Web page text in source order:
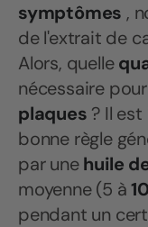
symptômes ,
de l'extrait de
Alors, quelle
nécessaire
plaques ? Il
bonne règle
par unehuile
moyenne (5 à
pendant un